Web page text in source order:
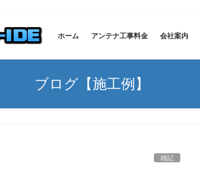
ホーム アンテナ工事料金 会社案内
ブログ【施工例】
雑記